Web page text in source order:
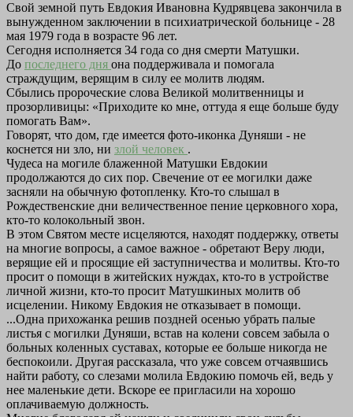
Свой земной путь Евдокия Ивановна Кудрявцева закончила в
вынужденном заключении в психиатрической больнице - 28
мая 1979 года в возрасте 96 лет.
Сегодня исполняется 34 года со дня смерти Матушки.
До последнего дня она поддерживала и помогала
страждущим, верящим в силу ее молитв людям.
Сбылись пророческие слова Великой молитвенницы и
прозорливицы: «Приходите ко мне, оттуда я еще больше буду
помогать Вам».
Говорят, что дом, где имеется фото-иконка Дуняши - не
коснется ни зло, ни злой человек .
Чудеса на могиле блаженной Матушки Евдокии
продолжаются до сих пор. Свечение от ее могилки даже
засняли на обычную фотопленку. Кто-то слышал в
Рождественские дни величественное пение церковного хора,
кто-то колокольный звон.
В этом Святом месте исцеляются, находят поддержку, ответы
на многие вопросы, а самое важное - обретают Веру люди,
верящие ей и просящие ей заступничества и молитвы. Кто-то
просит о помощи в житейских нуждах, кто-то в устройстве
личной жизни, кто-то просит Матушкиных молитв об
исцелении. Никому Евдокия не отказывает в помощи.
...Одна прихожанка решив поздней осенью убрать палые
листья с могилки Дуняши, встав на колени совсем забыла о
больных коленных суставах, которые ее больше никогда не
беспокоили. Другая рассказала, что уже совсем отчаявшись
найти работу, со слезами молила Евдокию помочь ей, ведь у
нее маленькие дети. Вскоре ее пригласили на хорошо
оплачиваемую должность.